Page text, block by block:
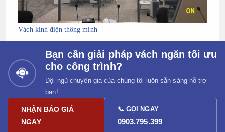
Vách kính điện thông minh
Bạn cần giải pháp vách ngăn tối ưu
cho công trình?
Đội ngũ chuyên gia của chúng tôi luôn sẵn sàng hỗ trợ
bạn!
NHẬN BÁO GIÁ
NGAY
📞 GỌI NGAY
0903.795.399